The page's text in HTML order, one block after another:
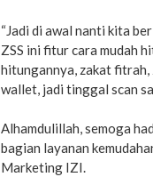
“Jadi di awal nanti kita
ZSS ini fitur cara mudah
hitungannya, zakat fitrah,
wallet, jadi tinggal scan
Alhamdulillah, semoga
bagian layanan
Marketing IZI.